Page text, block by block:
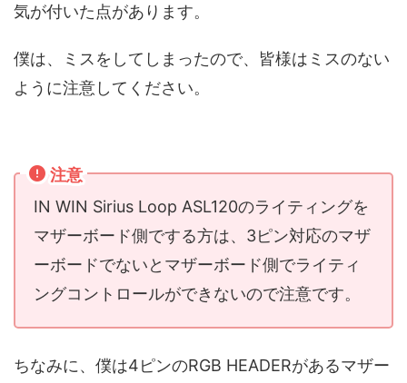
気が付いた点があります。
僕は、ミスをしてしまったので、皆様はミスのない
ように注意してください。
注意
IN WIN Sirius Loop ASL120のライティングを
マザーボード側でする方は、3ピン対応のマザ
ーボードでないとマザーボード側でライティ
ングコントロールができないので注意です。
ちなみに、僕は4ピンのRGB HEADERがあるマザー